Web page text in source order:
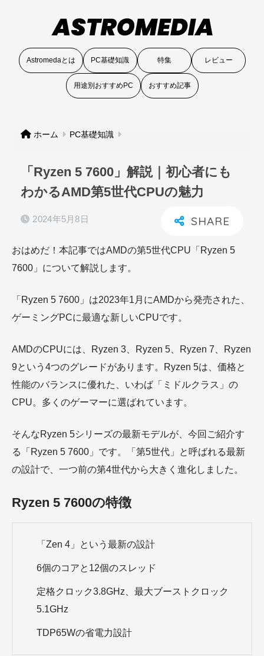
Astromedaとは PC基礎知識 特集 レビュー
用途別おすすめPC おすすめ記事
ホーム PC基礎知識
「Ryzen 5 7600」解説｜初心者にも
わかるAMD第5世代CPUの魅力
2024年5月8日
おはめだ！本記事ではAMDの第5世代CPU「Ryzen 5
7600」について解説します。
「Ryzen 5 7600」は2023年1月にAMDから発売された、
ゲーミングPCに最適な新しいCPUです。
AMDのCPUには、Ryzen 3、Ryzen 5、Ryzen 7、Ryzen
9という4つのグレードがあります。Ryzen 5は、価格と
性能のバランスに優れた、いわば「ミドルクラス」の
CPU。多くのゲーマーに選ばれています。
そんなRyzen 5シリーズの最新モデルが、今回ご紹介す
る「Ryzen 5 7600」です。「第5世代」と呼ばれる最新
の設計で、一つ前の第4世代から大きく進化しました。
Ryzen 5 7600の特徴
「Zen 4」という最新の設計
6個のコアと12個のスレッド
定格クロック3.8GHz、最大ブーストクロック
5.1GHz
TDP65Wの省電力設計